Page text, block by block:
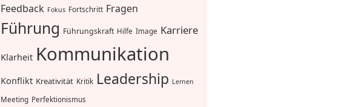
Feedback Fokus Fortschritt Fragen
Führung Führungskraft Hilfe Image Karriere
Klarheit Kommunikation
Konflikt Kreativität Kritik Leadership Lernen
Meeting Perfektionismus